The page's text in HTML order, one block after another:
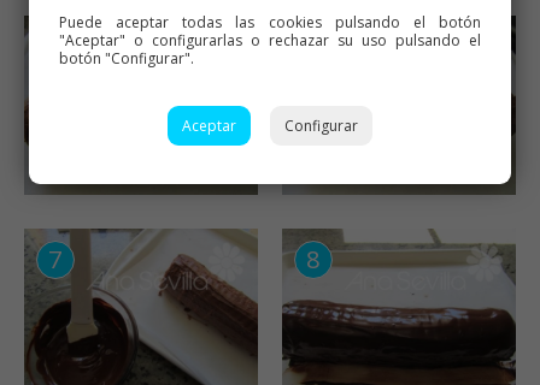
Puede aceptar todas las cookies pulsando el botón
"Aceptar" o configurarlas o rechazar su uso pulsando el
botón "Configurar".
Aceptar Configurar